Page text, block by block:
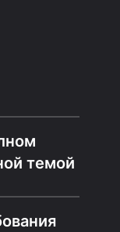
темой